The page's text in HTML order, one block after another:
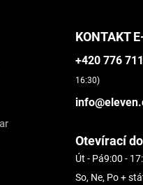
KONTAKT
+420 776
16:30)
Otevírací
Út - Pá9:00 -
So, Ne, Po +